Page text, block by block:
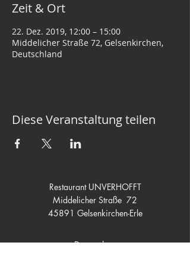
Zeit & Ort
22. Dez. 2019, 12:00 – 15:00
Middelicher Straße 72, Gelsenkirchen,
Deutschland
Diese Veranstaltung teilen
Restaurant UNVERHOFFT
Middelicher Straße 72
45891 Gelsenkirchen-Erle
Datenschutz